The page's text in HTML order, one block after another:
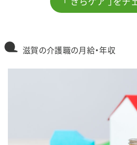
滋賀の介護職の月給・年収